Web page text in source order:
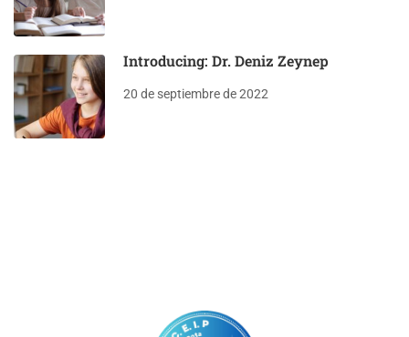
Introducing: Dr. Deniz Zeynep
20 de septiembre de 2022